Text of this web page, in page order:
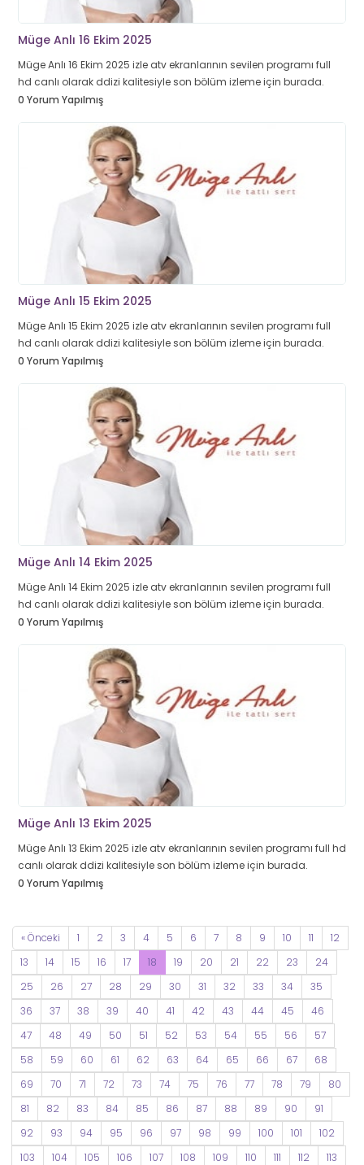
Müge Anlı 16 Ekim 2025
Müge Anlı 16 Ekim 2025 izle atv ekranlarının sevilen programı full
hd canlı olarak ddizi kalitesiyle son bölüm izleme için burada.
0 Yorum Yapılmış
Müge Anlı 15 Ekim 2025
Müge Anlı 15 Ekim 2025 izle atv ekranlarının sevilen programı full
hd canlı olarak ddizi kalitesiyle son bölüm izleme için burada.
0 Yorum Yapılmış
Müge Anlı 14 Ekim 2025
Müge Anlı 14 Ekim 2025 izle atv ekranlarının sevilen programı full
hd canlı olarak ddizi kalitesiyle son bölüm izleme için burada.
0 Yorum Yapılmış
Müge Anlı 13 Ekim 2025
Müge Anlı 13 Ekim 2025 izle atv ekranlarının sevilen programı full hd
canlı olarak ddizi kalitesiyle son bölüm izleme için burada.
0 Yorum Yapılmış
« Önceki 1 2 3 4 5 6 7 8 9 10 11
12
13
14 15 16 17 18 19 20 21 22 23
24
25
26 27 28 29 30 31 32 33 34
35
36
37 38 39 40 41 42 43 44 45
46
47
48 49 50 51 52 53 54 55 56
57
58
59 60 61 62 63 64 65 66 67
68
69
70 71 72 73 74 75 76 77 78 79
80
81
82 83 84 85 86 87 88 89 90
91
92
93 94 95 96 97 98 99 100 101
102
103
104 105 106 107 108 109 110 111 112
113